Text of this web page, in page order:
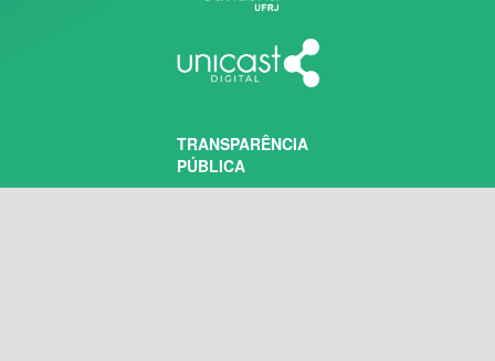
TRANSPARÊNCIA
PÚBLICA